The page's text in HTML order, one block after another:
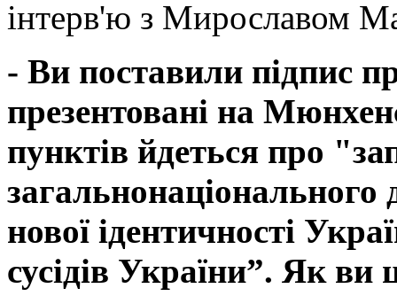
інтерв'ю з Мирославом
- Ви поставили підпис
презентовані на
пунктів йдеться про
нової ідентичності
сусідів України”. Як ви